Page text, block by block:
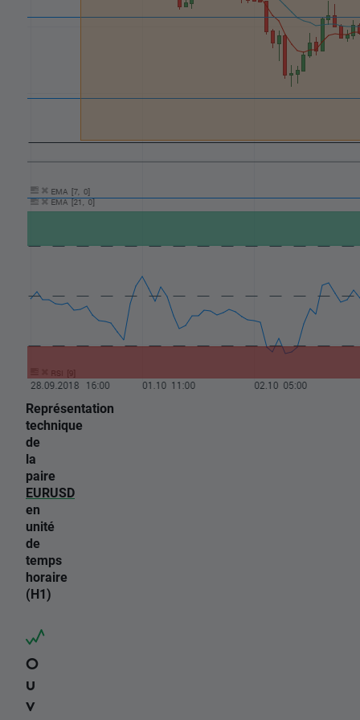
Représentation
technique
de
la
paire
EURUSD
en
unité
de
temps
horaire
(H1)
O
u
v